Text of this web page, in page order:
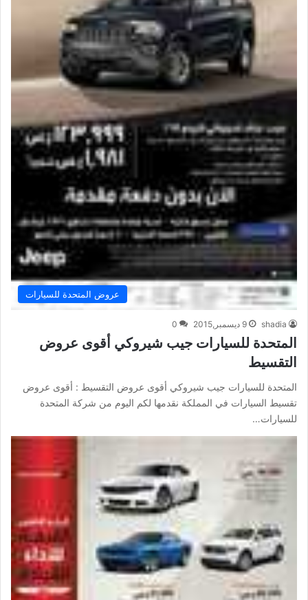
عروض المتحدة للسيارات
shadia 9 ديسمبر,2015 0
المتحدة للسيارات جيب شيروكي أقوى عروض
التقسيط
المتحدة للسيارات جيب شيروكي أقوى عروض التقسيط : أقوى عروض
تقسيط السيارات في المملكة نقدمها لكم اليوم من شركة المتحدة
للسيارات…